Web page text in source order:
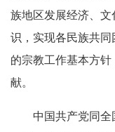
族地区发展经济、
识，实现各民族共
的宗教工作基本方
献。
中国共产党同全